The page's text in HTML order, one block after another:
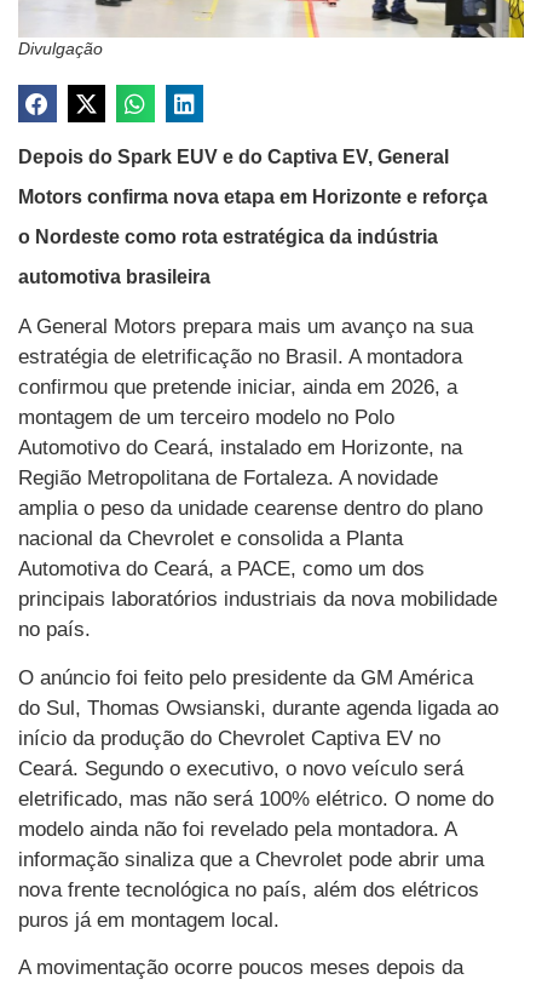
Divulgação
Depois do Spark EUV e do Captiva EV, General
Motors confirma nova etapa em Horizonte e reforça
o Nordeste como rota estratégica da indústria
automotiva brasileira
A General Motors prepara mais um avanço na sua
estratégia de eletrificação no Brasil. A montadora
confirmou que pretende iniciar, ainda em 2026, a
montagem de um terceiro modelo no Polo
Automotivo do Ceará, instalado em Horizonte, na
Região Metropolitana de Fortaleza. A novidade
amplia o peso da unidade cearense dentro do plano
nacional da Chevrolet e consolida a Planta
Automotiva do Ceará, a PACE, como um dos
principais laboratórios industriais da nova mobilidade
no país.
O anúncio foi feito pelo presidente da GM América
do Sul, Thomas Owsianski, durante agenda ligada ao
início da produção do Chevrolet Captiva EV no
Ceará. Segundo o executivo, o novo veículo será
eletrificado, mas não será 100% elétrico. O nome do
modelo ainda não foi revelado pela montadora. A
informação sinaliza que a Chevrolet pode abrir uma
nova frente tecnológica no país, além dos elétricos
puros já em montagem local.
A movimentação ocorre poucos meses depois da